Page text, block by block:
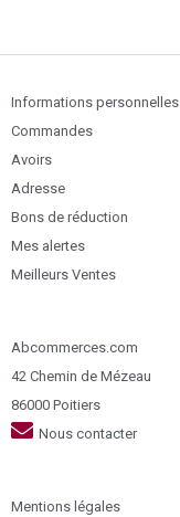
Informations personnelles
Commandes
Avoirs
Adresse
Bons de réduction
Mes alertes
Meilleurs Ventes
Abcommerces.com
42 Chemin de Mézeau
86000 Poitiers
Nous contacter
Mentions légales